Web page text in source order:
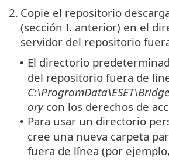
2. Copie el repositorio
(sección I. anterior) en el
servidor del repositorio
• El directorio
del repositorio fuera de
orycon los derechos de
• Para usar un directorio
cree una nueva carpeta
fuera de línea (por ejemplo,